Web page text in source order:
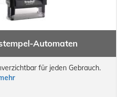
Automaten
für jeden Gebrauch.